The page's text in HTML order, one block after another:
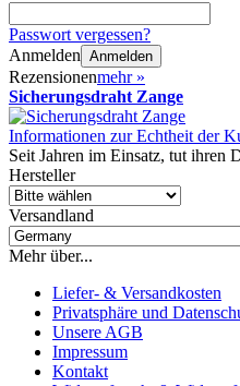
Passwort vergessen?
Anmelden Anmelden
Rezensionenmehr »
Sicherungsdraht Zange
Informationen zur Echtheit der
Seit Jahren im Einsatz, tut ihren
Hersteller
Versandland
Mehr über...
Liefer- & Versandkosten
Privatsphäre und
Unsere AGB
Impressum
Kontakt